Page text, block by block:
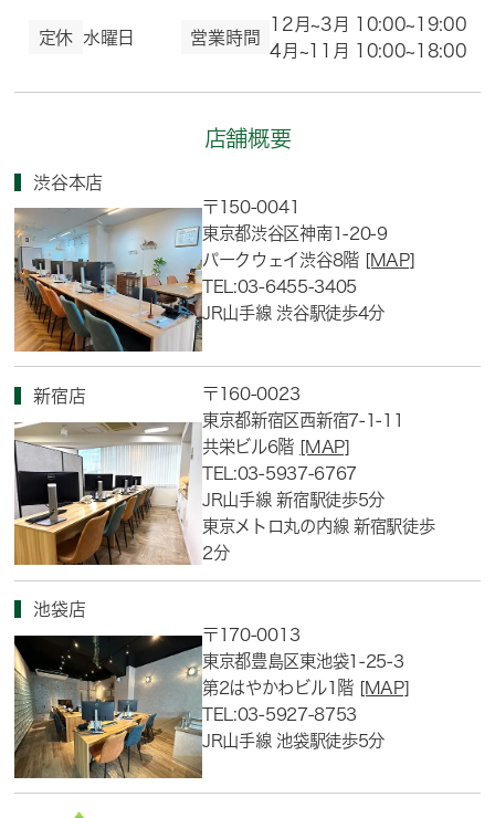
定休 水曜日 営業時間
12月~3月 10:00~19:00
4月~11月 10:00~18:00
店舗概要
渋谷本店
〒150-0041
東京都渋谷区神南1-20-9
パークウェイ渋谷8階 [MAP]
TEL:03-6455-3405
JR山手線 渋谷駅徒歩4分
新宿店
〒160-0023
東京都新宿区西新宿7-1-11
共栄ビル6階 [MAP]
TEL:03-5937-6767
JR山手線 新宿駅徒歩5分
東京メトロ丸の内線 新宿駅徒歩
2分
池袋店
〒170-0013
東京都豊島区東池袋1-25-3
第2はやかわビル1階 [MAP]
TEL:03-5927-8753
JR山手線 池袋駅徒歩5分